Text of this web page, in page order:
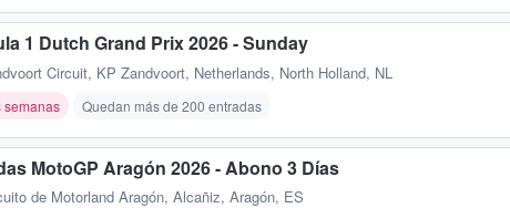
1 Dutch Grand Prix 2026 - Sunday
Circuit, KP Zandvoort, Netherlands, North Holland, NL
semanas Quedan más de 200 entradas
MotoGP Aragón 2026 - Abono 3 Días
de Motorland Aragón, Alcañiz, Aragón, ES